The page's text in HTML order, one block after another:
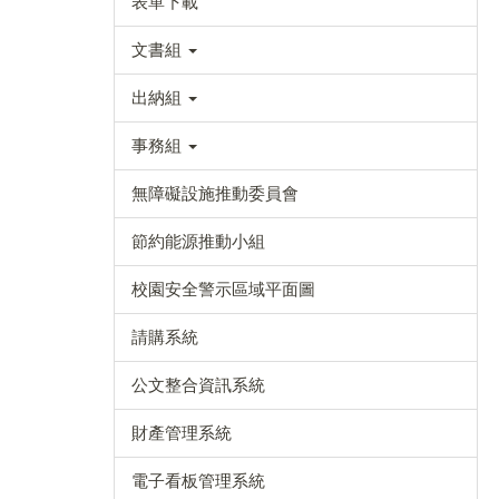
文書組
出納組
事務組
無障礙設施推動委員會
節約能源推動小組
校園安全警示區域平面圖
請購系統
公文整合資訊系統
財產管理系統
電子看板管理系統